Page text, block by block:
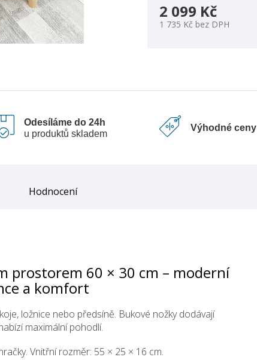
2 099 Kč
1 735 Kč bez DPH
Odesíláme do 24h
u produktů skladem
Výhodné ceny
Hodnocení
prostorem 60 × 30 cm – moderní
a komfort
ložnice nebo předsíně. Bukové nožky dodávají
maximální pohodlí.
Vnitřní rozměr: 55 × 25 × 16 cm.